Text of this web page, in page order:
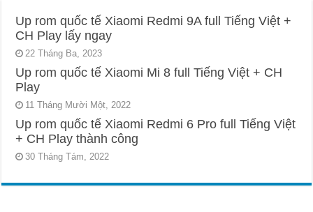
Up rom quốc tế Xiaomi Redmi 9A full Tiếng Việt +
CH Play lấy ngay
22 Tháng Ba, 2023
Up rom quốc tế Xiaomi Mi 8 full Tiếng Việt + CH
Play
11 Tháng Mười Một, 2022
Up rom quốc tế Xiaomi Redmi 6 Pro full Tiếng Việt
+ CH Play thành công
30 Tháng Tám, 2022